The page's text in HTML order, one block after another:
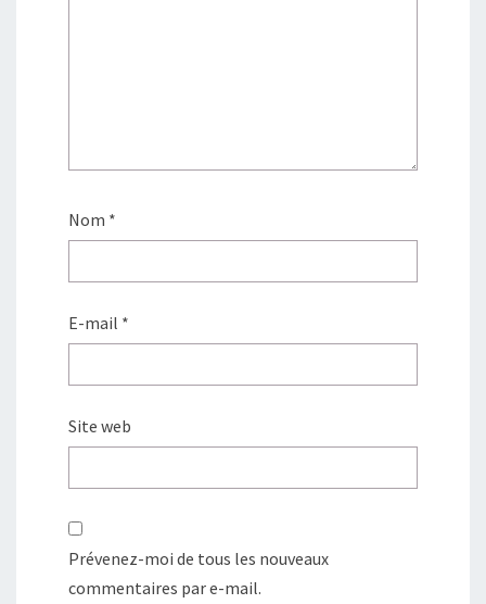
Nom *
E-mail *
Site web
Prévenez-moi de tous les nouveaux
commentaires par e-mail.